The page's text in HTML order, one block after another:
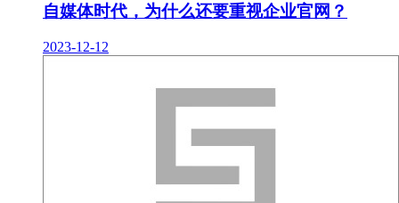
自媒体时代，为什么还要重视企业官网？
2023-12-12